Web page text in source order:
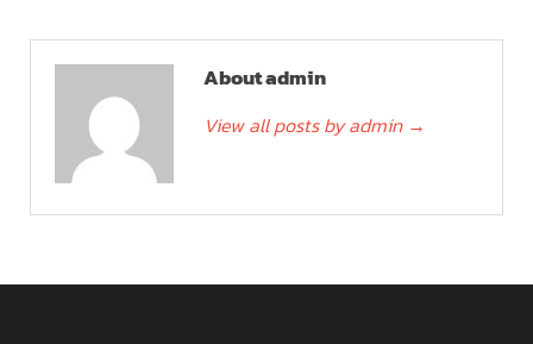
About admin
View all posts by admin →